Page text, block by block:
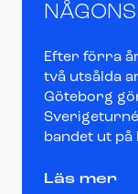
Efter förra
två utsålda
Göteborg
bandet ut på
Läs mer